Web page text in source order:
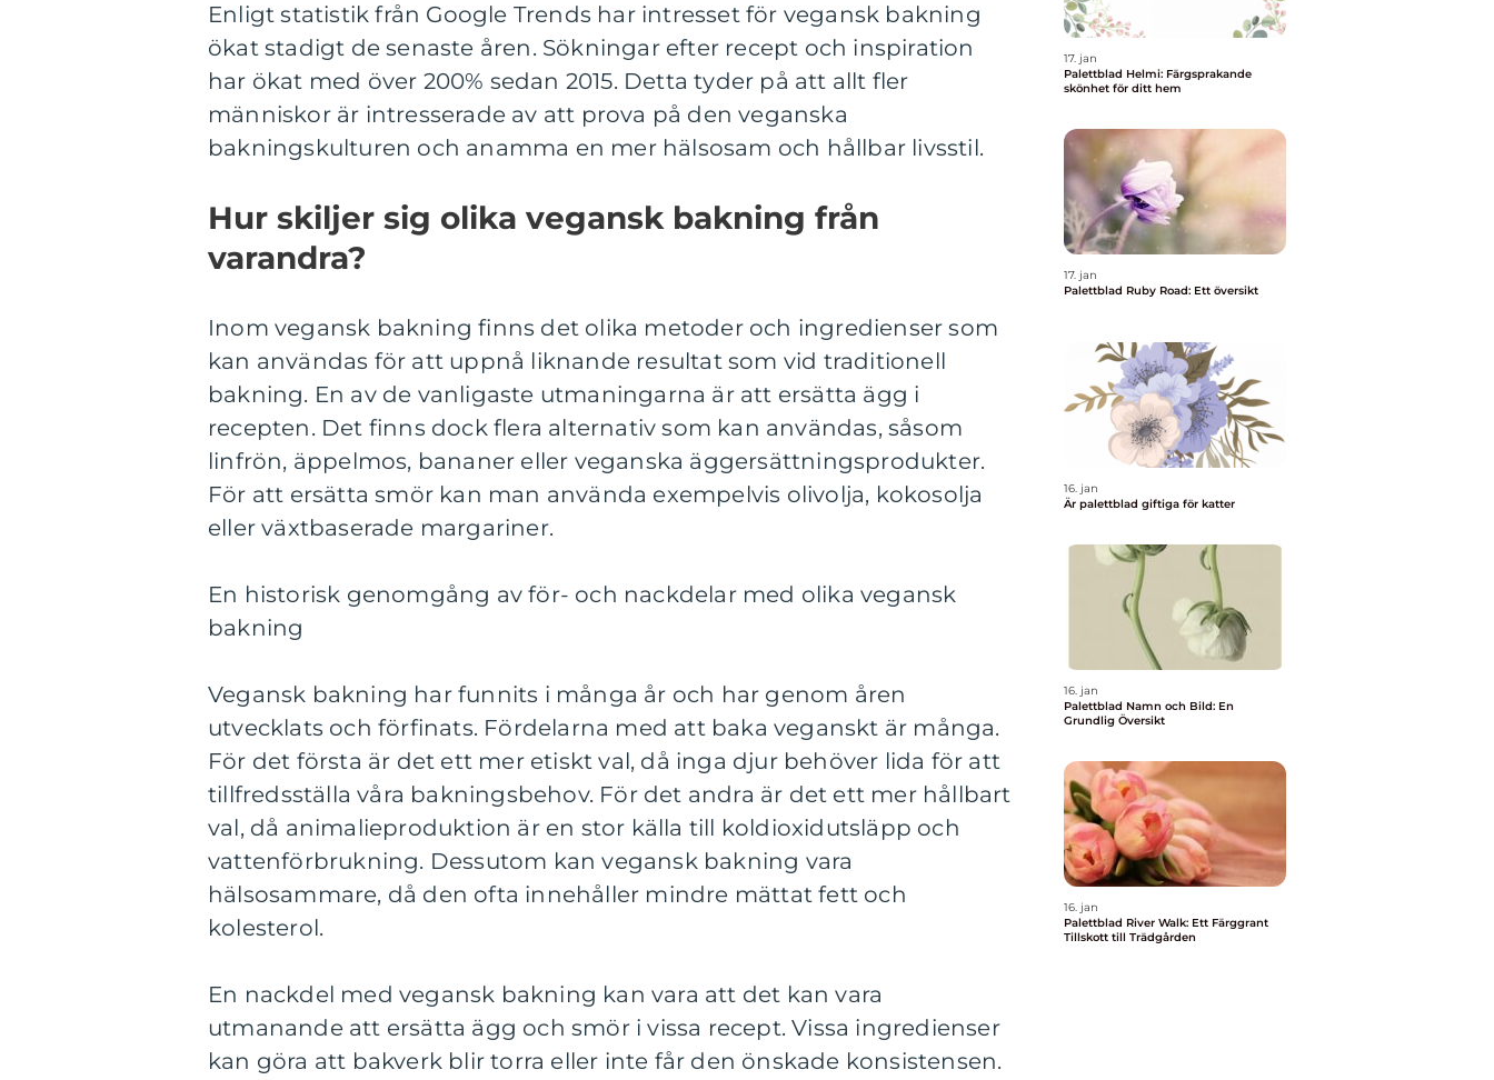
Enligt statistik från Google Trends har intresset för vegansk bakning
ökat stadigt de senaste åren. Sökningar efter recept och inspiration
har ökat med över 200% sedan 2015. Detta tyder på att allt fler
människor är intresserade av att prova på den veganska
bakningskulturen och anamma en mer hälsosam och hållbar livsstil.
Hur skiljer sig olika vegansk bakning från
varandra?
Inom vegansk bakning finns det olika metoder och ingredienser som
kan användas för att uppnå liknande resultat som vid traditionell
bakning. En av de vanligaste utmaningarna är att ersätta ägg i
recepten. Det finns dock flera alternativ som kan användas, såsom
linfrön, äppelmos, bananer eller veganska äggersättningsprodukter.
För att ersätta smör kan man använda exempelvis olivolja, kokosolja
eller växtbaserade margariner.
En historisk genomgång av för- och nackdelar med olika vegansk
bakning
Vegansk bakning har funnits i många år och har genom åren
utvecklats och förfinats. Fördelarna med att baka veganskt är många.
För det första är det ett mer etiskt val, då inga djur behöver lida för att
tillfredsställa våra bakningsbehov. För det andra är det ett mer hållbart
val, då animalieproduktion är en stor källa till koldioxidutsläpp och
vattenförbrukning. Dessutom kan vegansk bakning vara
hälsosammare, då den ofta innehåller mindre mättat fett och
kolesterol.
En nackdel med vegansk bakning kan vara att det kan vara
utmanande att ersätta ägg och smör i vissa recept. Vissa ingredienser
kan göra att bakverk blir torra eller inte får den önskade konsistensen.
17. jan
Palettblad Helmi: Färgsprakande
skönhet för ditt hem
17. jan
Palettblad Ruby Road: Ett översikt
16. jan
Är palettblad giftiga för katter
16. jan
Palettblad Namn och Bild: En
Grundlig Översikt
16. jan
Palettblad River Walk: Ett Färggrant
Tillskott till Trädgården